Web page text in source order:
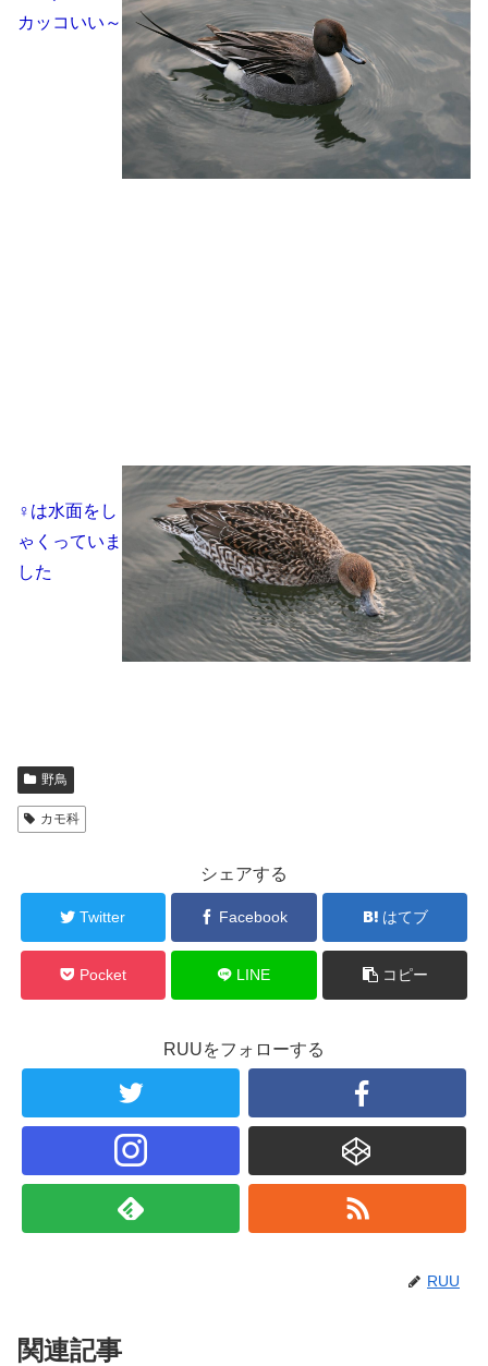
カッコいい～
♀は水面をし
ゃくっていま
した
野鳥
カモ科
シェアする
Twitter Facebook はてブ
Pocket LINE コピー
RUUをフォローする
RUU
関連記事